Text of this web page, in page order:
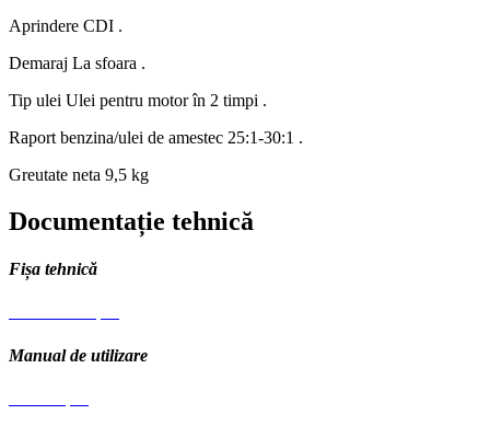
Aprindere CDI .
Demaraj La sfoara .
Tip ulei Ulei pentru motor în 2 timpi .
Raport benzina/ulei de amestec 25:1-30:1 .
Greutate neta 9,5 kg
Documentație tehnică
Fișa tehnică
Manual de utilizare